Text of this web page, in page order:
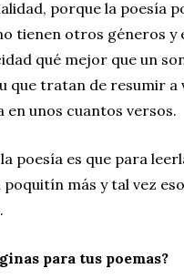
porque la poesía
tienen otros géneros y
qué mejor que un
que tratan de resumir a
en unos cuantos versos.
poesía es que para
más y tal vez
para tus poemas?